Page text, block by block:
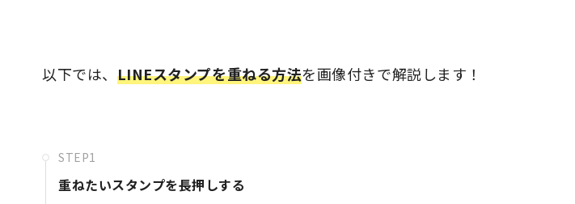
以下では、 LINEスタンプを重ねる方法を画像付きで解説します！
STEP1
重ねたいスタンプを長押しする